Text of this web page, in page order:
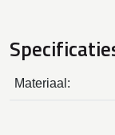
Materiaal: